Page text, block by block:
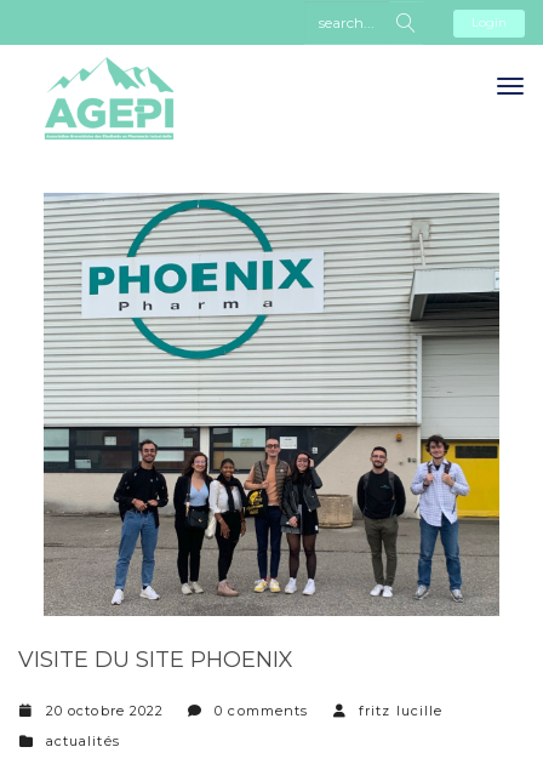
Login
VISITE DU SITE PHOENIX
20 octobre 2022 0 comments
fritz lucille
categories
actualités